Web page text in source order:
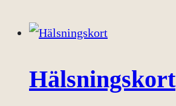
Hälsningskort